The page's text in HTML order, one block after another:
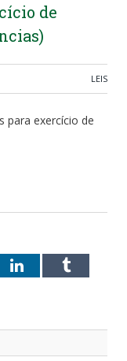
de
LEIS
para exercício de
LinkedInTumblr